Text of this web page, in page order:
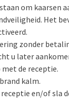
om kaarsen
Het
zonder
u later
de receptie.
kalm.
receptie en/of sla